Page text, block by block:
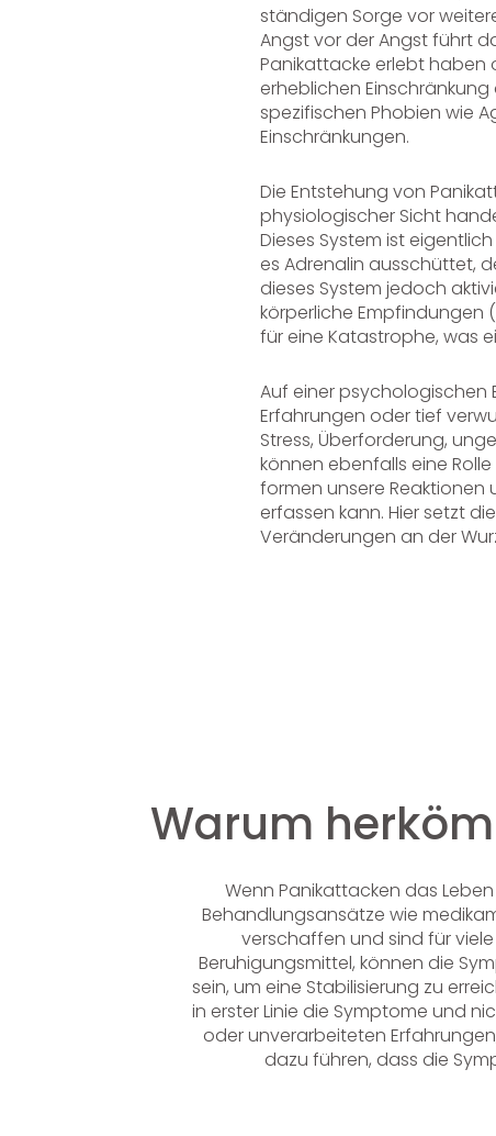
ständigen Sorge vor
Angst vor der Angst führt
Panikattacke erlebt haben
erheblichen
spezifischen Phobien wie
Einschränkungen.
Die Entstehung von
physiologischer Sicht
Dieses System ist
es Adrenalin ausschüttet,
dieses System jedoch
körperliche Empfindungen
für eine Katastrophe, was
Auf einer psychologischen
Erfahrungen oder tief
Stress, Überforderung,
können ebenfalls eine
formen unsere Reaktionen
erfassen kann. Hier setzt
Veränderungen an der
Warum
Wenn Panikattacken das
Behandlungsansätze wie
verschaffen und sind für
Beruhigungsmittel, können die
sein, um eine Stabilisierung zu
in erster Linie die Symptome und
oder unverarbeiteten
dazu führen, dass die